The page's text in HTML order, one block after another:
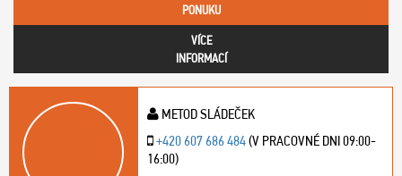
PONUKU
VÍCE
INFORMACÍ
METOD SLÁDEČEK
+420 607 686 484(V PRACOVNÉ DNI 09:00-
16:00)